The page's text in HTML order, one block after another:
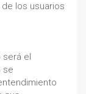
los usuarios
será el
se